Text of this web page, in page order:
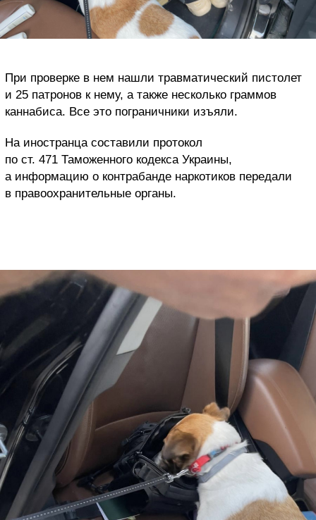
При проверке в нем нашли травматический пистолет
и 25 патронов к нему, а также несколько граммов
каннабиса. Все это пограничники изъяли.
На иностранца составили протокол
по ст. 471 Таможенного кодекса Украины,
а информацию о контрабанде наркотиков передали
в правоохранительные органы.